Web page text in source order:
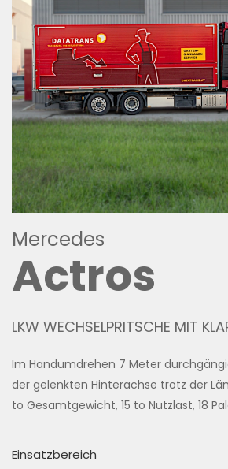
Mercedes
Actros
LKW WECHSELPRITSCHE MIT
Im Handumdrehen 7 Meter
der gelenkten Hinterachse trotz der
to Gesamtgewicht, 15 to Nutzlast, 18
Einsatzbereich